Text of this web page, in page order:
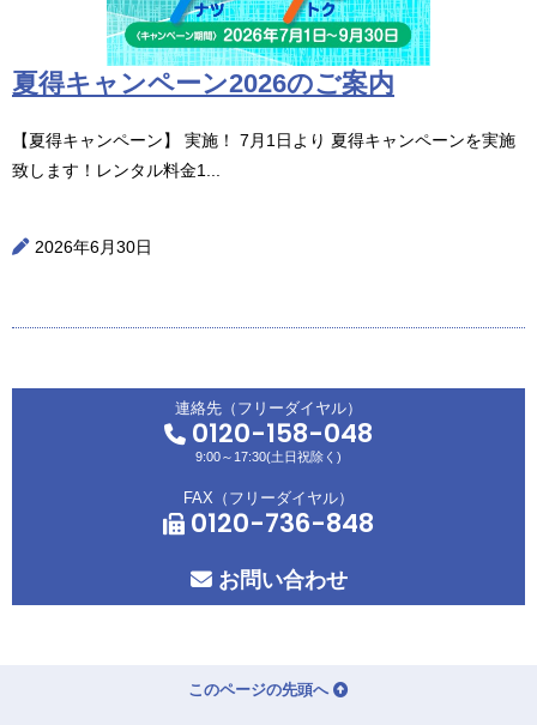
夏得キャンペーン2026のご案内
【夏得キャンペーン】 実施！ 7月1日より 夏得キャンペーンを実施
致します！レンタル料金1...
2026年6月30日
連絡先（フリーダイヤル）
0120-158-048
9:00～17:30(土日祝除く)
FAX（フリーダイヤル）
0120-736-848
お問い合わせ
このページの先頭へ